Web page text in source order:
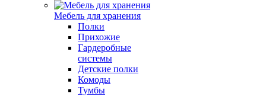
Мебель для хранения
Полки
Прихожие
Гардеробные
системы
Детские полки
Комоды
Тумбы